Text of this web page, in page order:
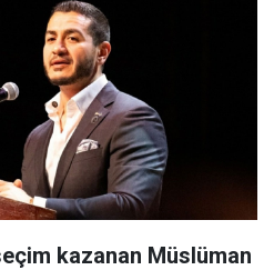
kazanan Müslüman